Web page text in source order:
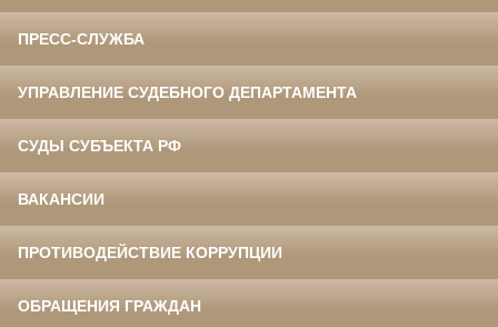
ПРЕСС-СЛУЖБА
УПРАВЛЕНИЕ СУДЕБНОГО ДЕПАРТАМЕНТА
СУДЫ СУБЪЕКТА РФ
ВАКАНСИИ
ПРОТИВОДЕЙСТВИЕ КОРРУПЦИИ
ОБРАЩЕНИЯ ГРАЖДАН